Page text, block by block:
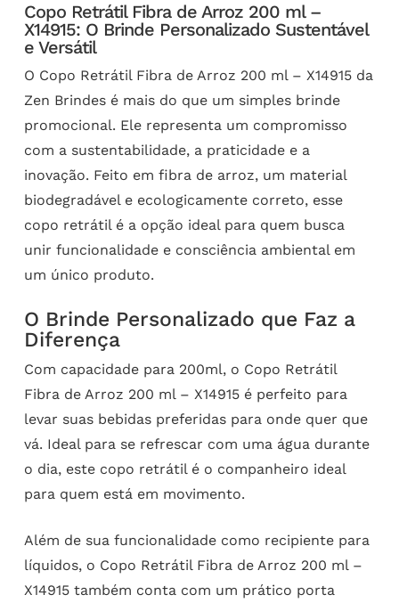
Copo Retrátil Fibra de Arroz 200 ml –
X14915: O Brinde Personalizado Sustentável
e Versátil
O Copo Retrátil Fibra de Arroz 200 ml – X14915 da
Zen Brindes é mais do que um simples brinde
promocional. Ele representa um compromisso
com a sustentabilidade, a praticidade e a
inovação. Feito em fibra de arroz, um material
biodegradável e ecologicamente correto, esse
copo retrátil é a opção ideal para quem busca
unir funcionalidade e consciência ambiental em
um único produto.
O Brinde Personalizado que Faz a
Diferença
Com capacidade para 200ml, o Copo Retrátil
Fibra de Arroz 200 ml – X14915 é perfeito para
levar suas bebidas preferidas para onde quer que
vá. Ideal para se refrescar com uma água durante
o dia, este copo retrátil é o companheiro ideal
para quem está em movimento.
Além de sua funcionalidade como recipiente para
líquidos, o Copo Retrátil Fibra de Arroz 200 ml –
X14915 também conta com um prático porta